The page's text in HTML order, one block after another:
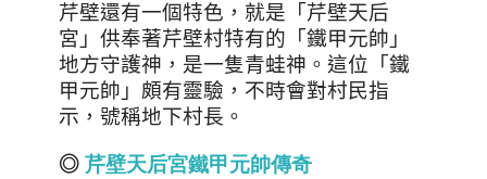
芹壁還有一個特色，就是「芹壁天后
宮」供奉著芹壁村特有的「鐵甲元帥」
地方守護神，是一隻青蛙神。這位「鐵
甲元帥」頗有靈驗，不時會對村民指
示，號稱地下村長。
◎ 芹壁天后宮鐵甲元帥傳奇